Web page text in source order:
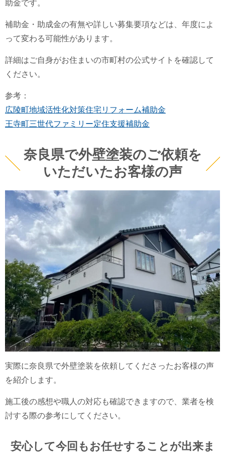
助金です。
補助金・助成金の有無や詳しい募集要項などは、年度によ
って変わる可能性があります。
詳細はご自身がお住まいの市町村の公式サイトを確認して
ください。
参考：
広陵町地域活性化対策住宅リフォーム補助金
王寺町三世代ファミリー定住支援補助金
奈良県で外壁塗装のご依頼を
いただいたお客様の声
実際に奈良県で外壁塗装を依頼してくださったお客様の声
を紹介します。
施工後の感想や職人の対応も確認できますので、業者を検
討する際の参考にしてください。
安心して今回もお任せすることが出来ま